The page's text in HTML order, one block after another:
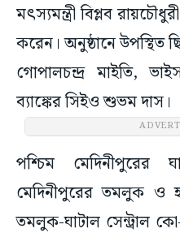
মৎস্যমন্ত্রী বিপ্লব
করেন। অনুষ্ঠানে উপস্থিত
গোপালচন্দ্র মাইতি,
ব্যাঙ্কের সিইও শুভম দাস।
পশ্চিম মেদিনীপুরের
মেদিনীপুরের তমলুক ও
তমলুক-ঘাটাল সেন্ট্রাল